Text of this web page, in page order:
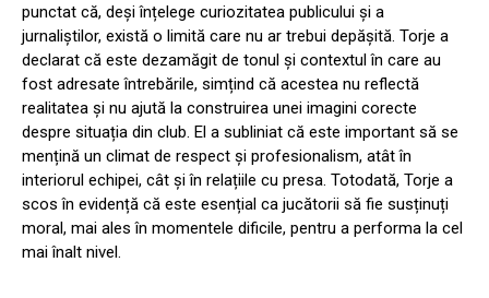
punctat că, deși înțelege curiozitatea publicului și a
jurnaliștilor, există o limită care nu ar trebui depășită. Torje a
declarat că este dezamăgit de tonul și contextul în care au
fost adresate întrebările, simțind că acestea nu reflectă
realitatea și nu ajută la construirea unei imagini corecte
despre situația din club. El a subliniat că este important să se
mențină un climat de respect și profesionalism, atât în
interiorul echipei, cât și în relațiile cu presa. Totodată, Torje a
scos în evidență că este esențial ca jucătorii să fie susținuți
moral, mai ales în momentele dificile, pentru a performa la cel
mai înalt nivel.